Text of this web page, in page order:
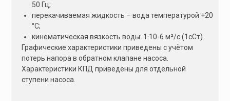
50 Гц;
перекачиваемая жидкость – вода температурой +20
°С;
кинематическая вязкость воды: 1·10-6 м²/с (1сСт).
Графические характеристики приведены с учётом
потерь напора в обратном клапане насоса.
Характеристики КПД приведены для отдельной
ступени насоса.